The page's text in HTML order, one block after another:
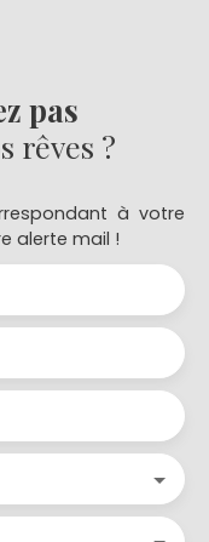
pas
rêves ?
à votre
alerte mail !